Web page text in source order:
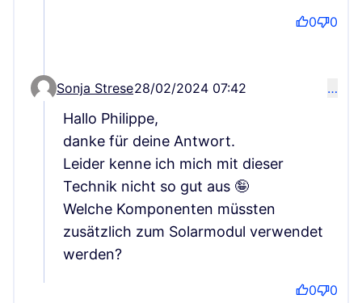
0 0
Comment 75 (reply to comment 57)
Sonja Strese28/02/2024 07:42 …
Hallo Philippe,
danke für deine Antwort.
Leider kenne ich mich mit dieser
Technik nicht so gut aus 🤪
Welche Komponenten müssten
zusätzlich zum Solarmodul verwendet
werden?
0 0